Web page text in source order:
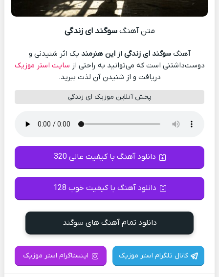
متن آهنگسوگند ای زندگی
آهنگسوگند ای زندگی ازاین هنرمند یک اثر شنیدنی و
دوست‌داشتنی است که می‌توانید به راحتی از سایت استر موزیک
دریافت و از شنیدن آن لذت ببرید.
پخش آنلاین موزیک ای زندگی
دانلود آهنگ با کیفیت عالی 320
دانلود آهنگ با کیفیت خوب 128
دانلود تمام آهنگ های سوگند
کانال تلگرام استر موزیک اینستاگرام استر موزیک